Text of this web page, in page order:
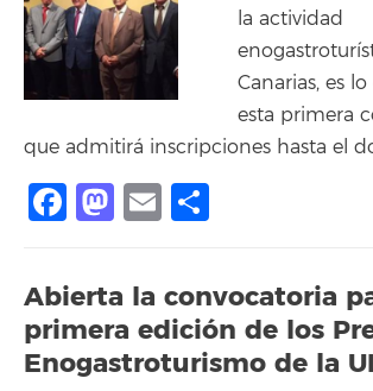
la actividad
Canarias, es
esta primera
que admitirá inscripciones hasta el
Facebook
Mastodon
Email
Abierta la convocatoria
primera edición de los
Enogastroturismo de la